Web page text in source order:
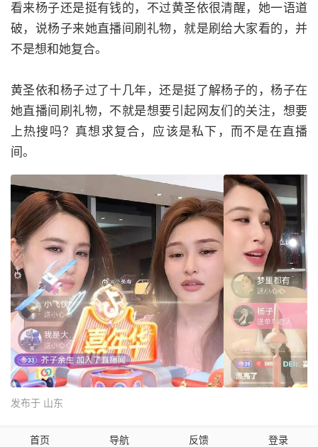
看来杨子还是挺有钱的，不过黄圣依很清醒，她一语道
破，说杨子来她直播间刷礼物，就是刷给大家看的，并
不是想和她复合。
黄圣依和杨子过了十几年，还是挺了解杨子的，杨子在
她直播间刷礼物，不就是想要引起网友们的关注，想要
上热搜吗？真想求复合，应该是私下，而不是在直播
间。
发布于 山东
首页 导航 反馈 登录